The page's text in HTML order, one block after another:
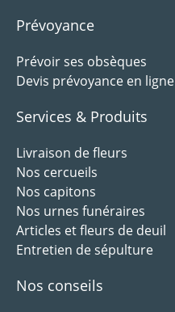
Prévoyance
Prévoir ses obsèques
Devis prévoyance en ligne
Services & Produits
Livraison de fleurs
Nos cercueils
Nos capitons
Nos urnes funéraires
Articles et fleurs de deuil
Entretien de sépulture
Nos conseils